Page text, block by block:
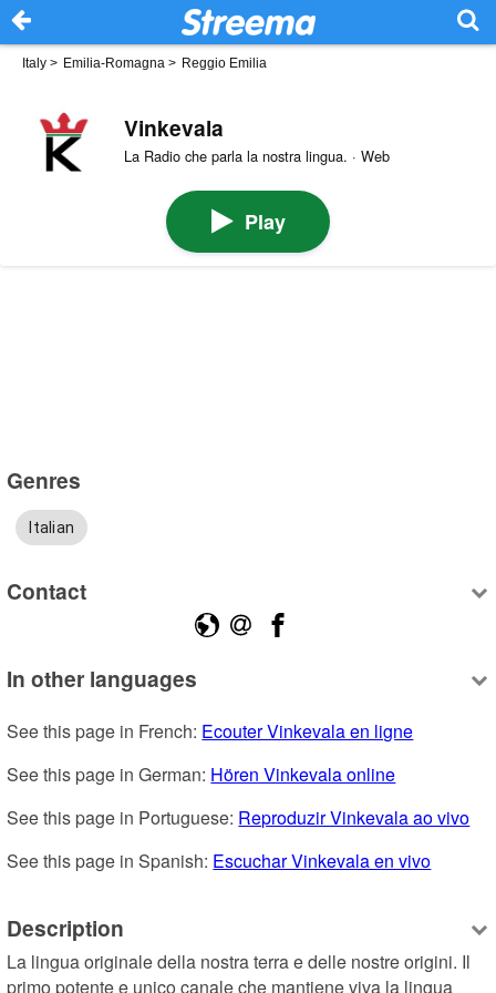
Italy > Emilia-Romagna > Reggio Emilia
Vinkevala
La Radio che parla la nostra lingua. · Web
Play
Genres
Italian
Contact
In other languages
See this page in French: Ecouter Vinkevala en ligne
See this page in German: Hören Vinkevala online
See this page in Portuguese: Reproduzir Vinkevala ao vivo
See this page in Spanish: Escuchar Vinkevala en vivo
Description
La lingua originale della nostra terra e delle nostre origini. Il
primo potente e unico canale che mantiene viva la lingua